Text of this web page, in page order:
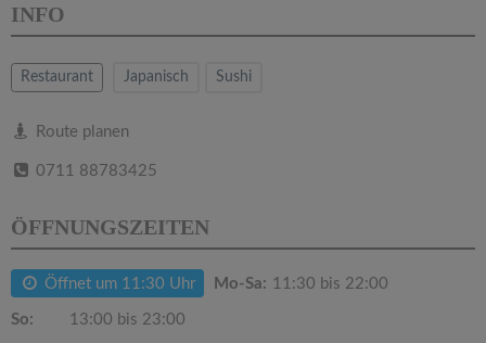
INFO
Restaurant Japanisch Sushi
Route planen
0711 88783425
ÖFFNUNGSZEITEN
Öffnet um 11:30 Uhr Mo-Sa: 11:30 bis 22:00
So: 13:00 bis 23:00
a
v
a